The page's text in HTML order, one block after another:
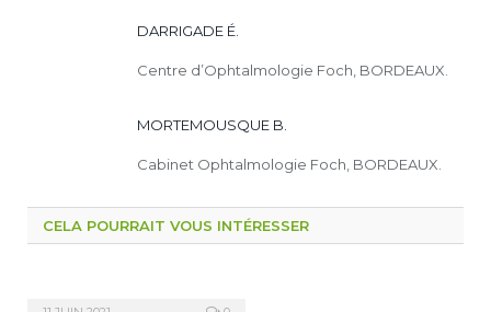
DARRIGADE É.
Centre d’Ophtalmologie Foch, BORDEAUX.
MORTEMOUSQUE B.
Cabinet Ophtalmologie Foch, BORDEAUX.
CELA POURRAIT VOUS INTÉRESSER